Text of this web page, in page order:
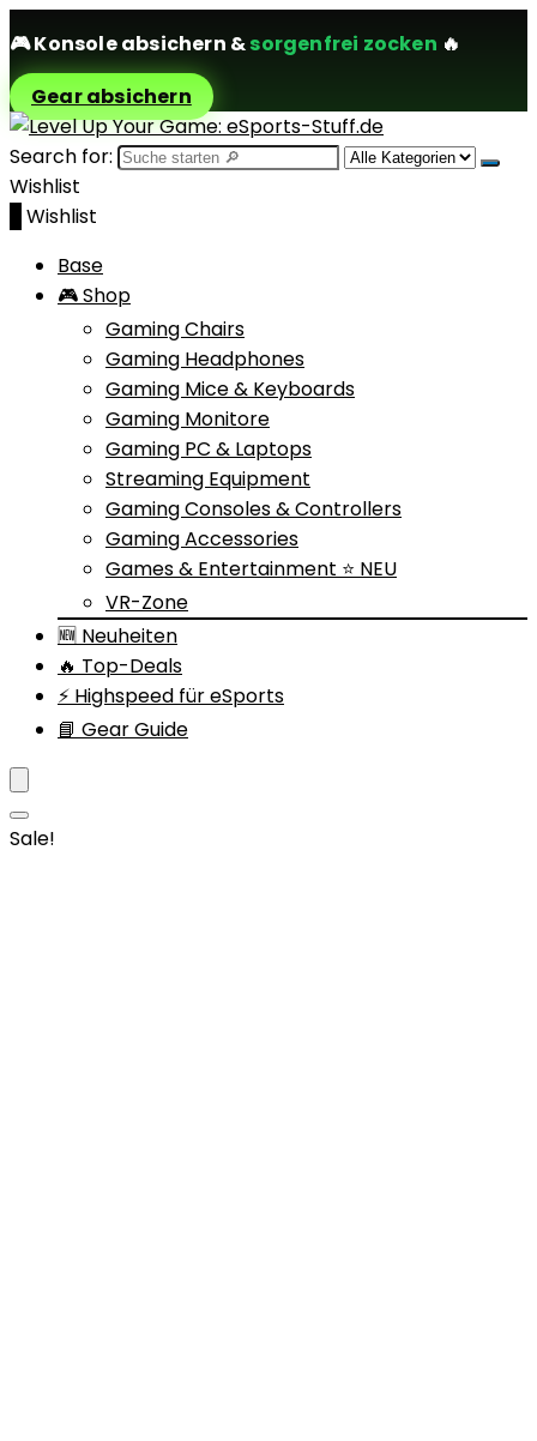
🎮Konsole absichern &sorgenfrei zocken 🔥
Gear absichern
Search for:
Wishlist
Wishlist
Base
🎮 Shop
Gaming Chairs
Gaming Headphones
Gaming Mice & Keyboards
Gaming Monitore
Gaming PC & Laptops
Streaming Equipment
Gaming Consoles & Controllers
Gaming Accessories
Games & Entertainment ⭐ NEU
VR-Zone
🆕 Neuheiten
🔥 Top-Deals
⚡ Highspeed für eSports
📘 Gear Guide
Sale!